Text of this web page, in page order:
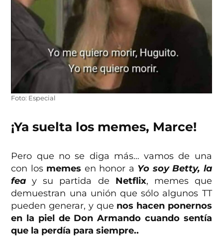
Foto: Especial
¡Ya suelta los memes, Marce!
Pero que no se diga más… vamos de una
con losmemes en honor a Yo soy Betty, la
fea y su partida de Netflix, memes que
demuestran una unión que sólo algunos TT
pueden generar, y que nos hacen ponernos
en la piel de Don Armando cuando sentía
que la perdía para siempre..